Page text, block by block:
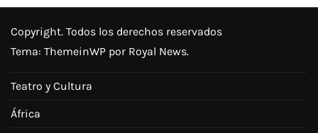
Copyright. Todos los derechos reservados
Tema: ThemeinWP por Royal News.
Teatro y Cultura
África